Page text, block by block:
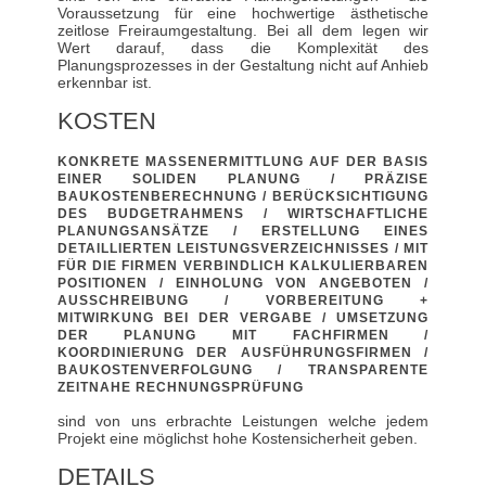
Voraussetzung für eine hochwertige ästhetische
zeitlose Freiraumgestaltung. Bei all dem legen wir
Wert darauf, dass die Komplexität des
Planungsprozesses in der Gestaltung nicht auf Anhieb
erkennbar ist.
KOSTEN
KONKRETE MASSENERMITTLUNG AUF DER BASIS
EINER SOLIDEN PLANUNG / PRÄZISE
BAUKOSTENBERECHNUNG / BERÜCKSICHTIGUNG
DES BUDGETRAHMENS / WIRTSCHAFTLICHE
PLANUNGSANSÄTZE / ERSTELLUNG EINES
DETAILLIERTEN LEISTUNGSVERZEICHNISSES / MIT
FÜR DIE FIRMEN VERBINDLICH KALKULIERBAREN
POSITIONEN / EINHOLUNG VON ANGEBOTEN /
AUSSCHREIBUNG / VORBEREITUNG +
MITWIRKUNG BEI DER VERGABE / UMSETZUNG
DER PLANUNG MIT FACHFIRMEN /
KOORDINIERUNG DER AUSFÜHRUNGSFIRMEN /
BAUKOSTENVERFOLGUNG / TRANSPARENTE
ZEITNAHE RECHNUNGSPRÜFUNG
sind von uns erbrachte Leistungen welche jedem
Projekt eine möglichst hohe Kostensicherheit geben.
DETAILS